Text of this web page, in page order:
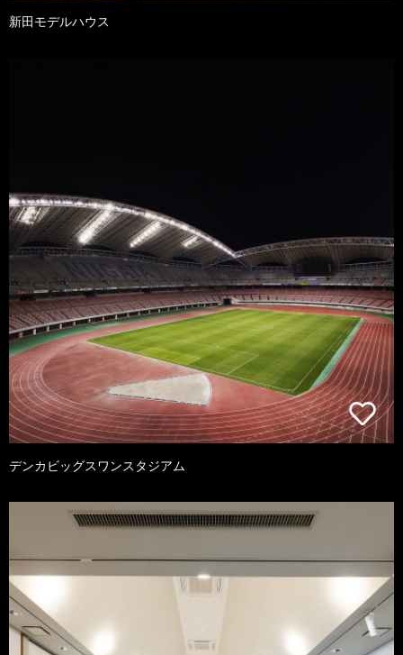
新田モデルハウス
デンカビッグスワンスタジアム